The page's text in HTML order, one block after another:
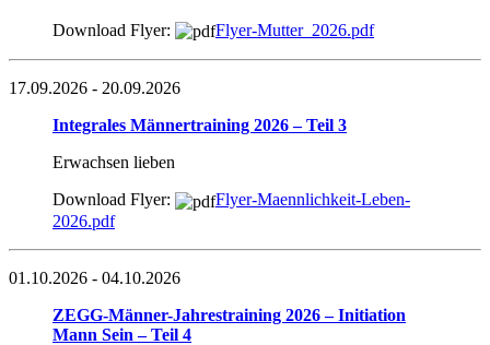
Download Flyer:
Flyer-Mutter_2026.pdf
17.09.2026 - 20.09.2026
Integrales Männertraining 2026 – Teil 3
Erwachsen lieben
Download Flyer:
Flyer-Maennlichkeit-Leben-
2026.pdf
01.10.2026 - 04.10.2026
ZEGG-Männer-Jahrestraining 2026 – Initiation
Mann Sein – Teil 4